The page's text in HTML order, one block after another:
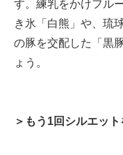
す。練乳をかけフル
き氷「白熊」や、琉
の豚を交配した「黒
ょう。
＞もう1回シルエット